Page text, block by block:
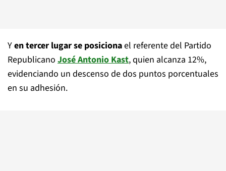
Yen tercer lugar se posicionael referente del Partido
Republicano José Antonio Kast, quien alcanza 12%,
evidenciando un descenso de dos puntos porcentuales
en su adhesión.